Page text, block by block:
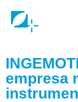
empresa